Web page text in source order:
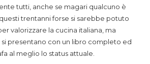
tutti, anche se magari qualcuno è
trentanni forse si sarebbe potuto
valorizzare la cucina italiana, ma
presentano con un libro completo ed
al meglio lo status attuale.